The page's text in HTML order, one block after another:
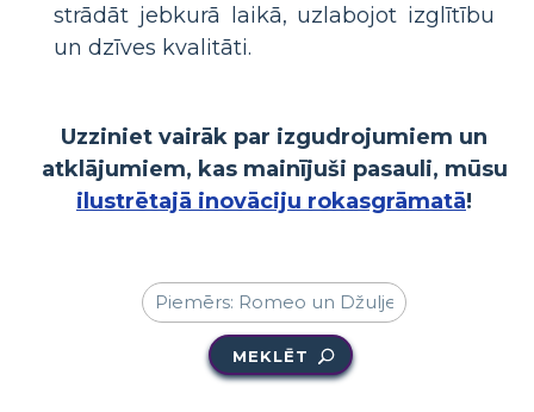
strādāt jebkurā laikā, uzlabojot izglītību
un dzīves kvalitāti.
Uzziniet vairāk par izgudrojumiem un
atklājumiem, kas mainījuši pasauli, mūsu
ilustrētajā inovāciju rokasgrāmatā!
MEKLĒT